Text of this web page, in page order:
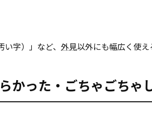
字）」など、 外見以外にも幅広く使え
かった・ごちゃごちゃ